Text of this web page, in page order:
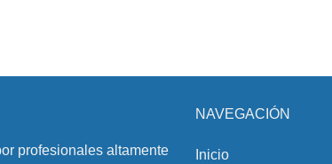
profesionales altamente
NAVEGACIÓN
Inicio